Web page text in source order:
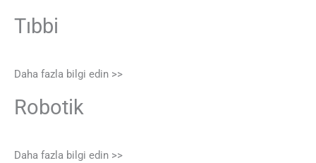
Tıbbi
Daha fazla bilgi edin >>
Robotik
Daha fazla bilgi edin >>